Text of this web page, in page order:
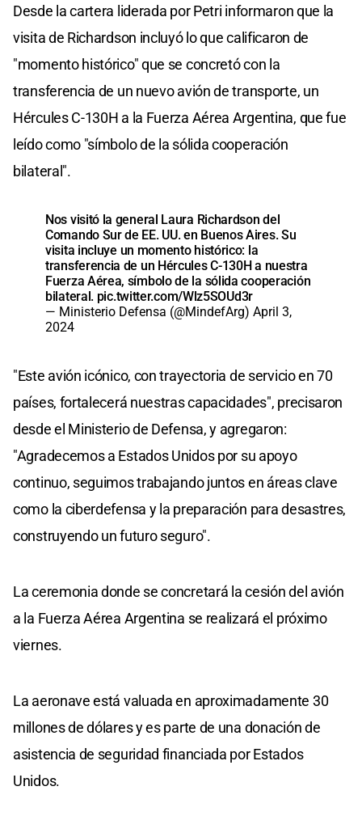
Desde la cartera liderada por Petri informaron que la
visita de Richardson incluyó lo que calificaron de
"momento histórico" que se concretó con la
transferencia de un nuevo avión de transporte, un
Hércules C-130H a la Fuerza Aérea Argentina, que fue
leído como "símbolo de la sólida cooperación
bilateral".
Nos visitó la general Laura Richardson del
Comando Sur de EE. UU. en Buenos Aires. Su
visita incluye un momento histórico: la
transferencia de un Hércules C-130H a nuestra
Fuerza Aérea, símbolo de la sólida cooperación
bilateral. pic.twitter.com/Wlz5SOUd3r
— Ministerio Defensa (@MindefArg) April 3,
2024
"Este avión icónico, con trayectoria de servicio en 70
países, fortalecerá nuestras capacidades", precisaron
desde el Ministerio de Defensa, y agregaron:
"Agradecemos a Estados Unidos por su apoyo
continuo, seguimos trabajando juntos en áreas clave
como la ciberdefensa y la preparación para desastres,
construyendo un futuro seguro".
La ceremonia donde se concretará la cesión del avión
a la Fuerza Aérea Argentina se realizará el próximo
viernes.
La aeronave está valuada en aproximadamente 30
millones de dólares y es parte de una donación de
asistencia de seguridad financiada por Estados
Unidos.